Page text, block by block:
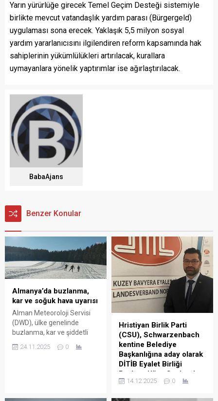
Yarın yürürlüğe girecek Temel Geçim Desteği sistemiyle
birlikte mevcut vatandaşlık yardım parası (Bürgergeld)
uygulaması sona erecek. Yaklaşık 5,5 milyon sosyal
yardım yararlanıcısını ilgilendiren reform kapsamında hak
sahiplerinin yükümlülükleri artırılacak, kurallara
uymayanlara yönelik yaptırımlar ise ağırlaştırılacak.
BabaAjans
Benzer Konular
Almanya’da buzlanma,
kar ve soğuk hava uyarısı
Alman Meteoroloji Servisi
(DWD), ülke genelinde
buzlanma, kar ve şiddetli
oluşabilecek kaza riskine
24.11.2025 0
Hristiyan Birlik Parti
(CSU), Schwarzenbach
kentine Belediye
Başkanlığına aday olarak
DİTİB Eyalet Birliği
Başkanı Uğur Cankurt’u
gösterdi
14.12.2025 0